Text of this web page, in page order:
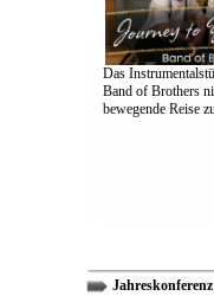
Das
Band of Brothers
bewegende Reise
Jahreskonferenz